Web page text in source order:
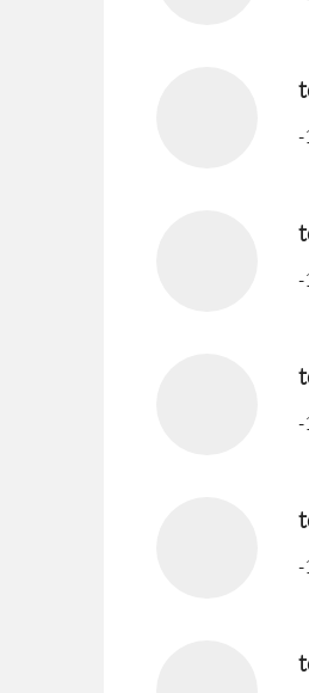
-
-
-
-